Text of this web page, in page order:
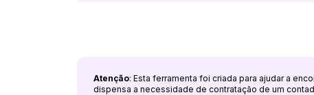
Atenção: Esta ferramenta foi criada para ajudar a
dispensa a necessidade de contratação de um